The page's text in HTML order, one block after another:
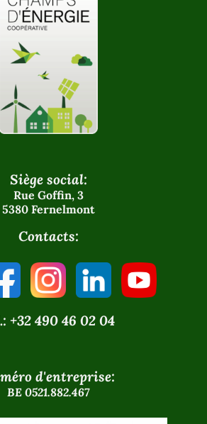
Siège social:
Rue Goffin, 3
5380 Fernelmont
Contacts:
+32 490 46 02 04
d'entreprise:
BE 0521.882.467